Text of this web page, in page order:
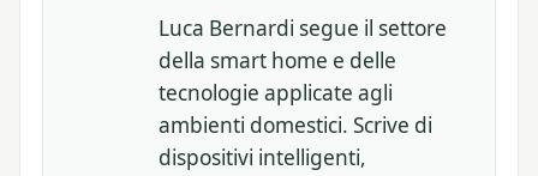
Luca Bernardi segue il settore
della smart home e delle
tecnologie applicate agli
ambienti domestici. Scrive di
dispositivi intelligenti,